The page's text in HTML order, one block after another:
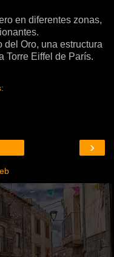
en diferentes zonas,
del Oro, una estructura
Torre Eiffel de París.
›